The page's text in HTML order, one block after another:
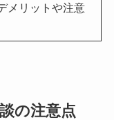
メリットや注意
の注意点